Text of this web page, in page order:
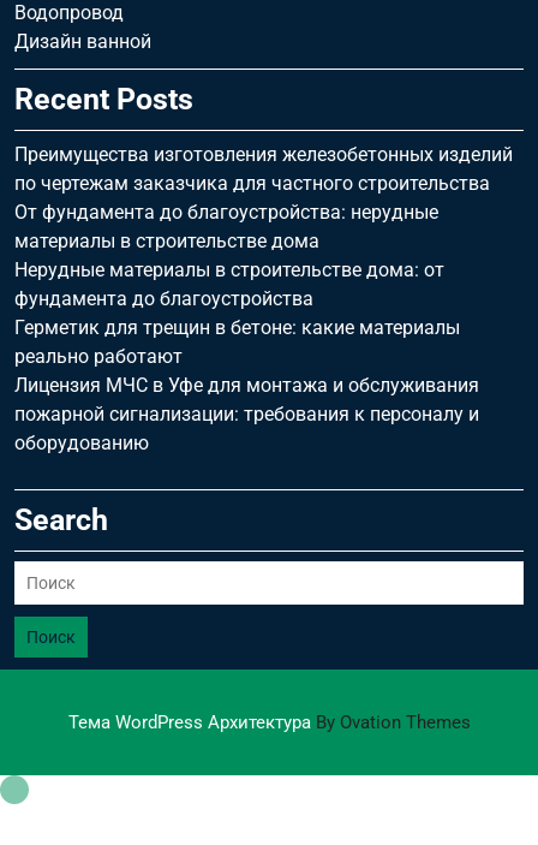
Водопровод
Дизайн ванной
Recent Posts
Преимущества изготовления железобетонных изделий
по чертежам заказчика для частного строительства
От фундамента до благоустройства: нерудные
материалы в строительстве дома
Нерудные материалы в строительстве дома: от
фундамента до благоустройства
Герметик для трещин в бетоне: какие материалы
реально работают
Лицензия МЧС в Уфе для монтажа и обслуживания
пожарной сигнализации: требования к персоналу и
оборудованию
Search
Поиск
Тема WordPress АрхитектураBy Ovation Themes